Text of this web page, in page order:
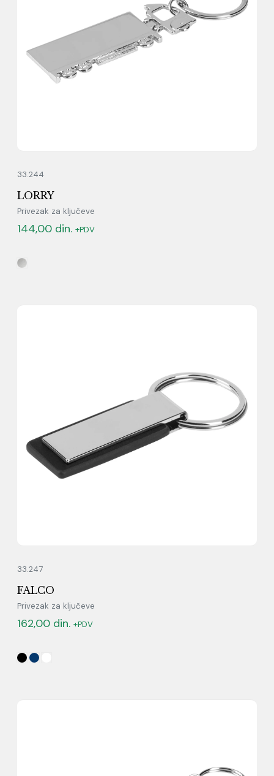
33.244
LORRY
Privezak za ključeve
144,00 din. +PDV
33.247
FALCO
Privezak za ključeve
162,00 din. +PDV